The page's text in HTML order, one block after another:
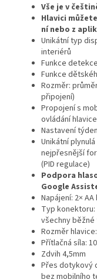
Vše je v
Hlavici
ní nebo z
Unikátní typ
interiérů
Funkce
Funkce
Rozměr:
připojení)
Propojení s
ovládání
Nastavení
Unikátní
nejpřesnější
(PID regulace)
Podpora
Google
Napájení: 2×
Typ konektoru:
všechny
Rozměr hlavice:
Přítlačná síla:
Zdvih 4,5mm
Přes dotykový
bez mobilního